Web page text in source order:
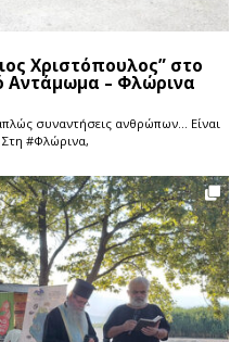
Χριστόπουλος” στο
Αντάμωμα – Φλώρινα
συναντήσεις ανθρώπων… Είναι
Στη #Φλώρινα,